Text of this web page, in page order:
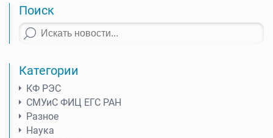
Поиск
Категории
КФ РЭС
СМУиС ФИЦ ЕГС РАН
Разное
Наука